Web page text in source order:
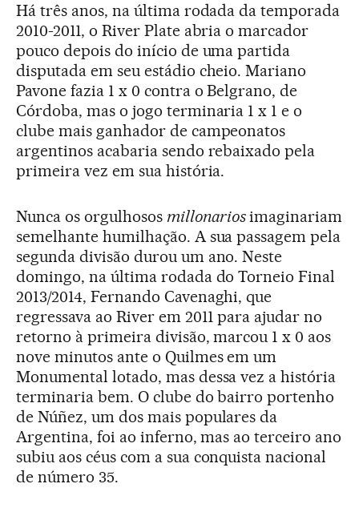
Há três anos, na última rodada da temporada
2010-2011, o River Plate abria o marcador
pouco depois do início de uma partida
disputada em seu estádio cheio. Mariano
Pavone fazia 1 x 0 contra o Belgrano, de
Córdoba, mas o jogo terminaria 1 x 1 e o
clube mais ganhador de campeonatos
argentinos acabaria sendo rebaixado pela
primeira vez em sua história.
Nunca os orgulhosos millonariosimaginariam
semelhante humilhação. A sua passagem pela
segunda divisão durou um ano. Neste
domingo, na última rodada do Torneio Final
2013/2014, Fernando Cavenaghi, que
regressava ao River em 2011 para ajudar no
retorno à primeira divisão, marcou 1 x 0 aos
nove minutos ante o Quilmes em um
Monumental lotado, mas dessa vez a história
terminaria bem. O clube do bairro portenho
de Núñez, um dos mais populares da
Argentina, foi ao inferno, mas ao terceiro ano
subiu aos céus com a sua conquista nacional
de número 35.